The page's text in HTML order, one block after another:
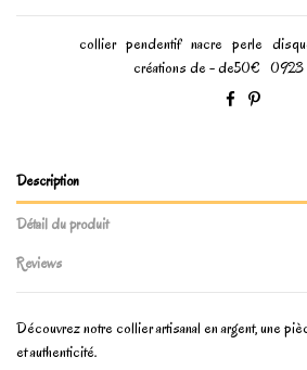
collier pendentif nacre perle
créations de - de50€ 0923
Description
Détail du produit
Reviews
Découvrez notre collier artisanal en argent, une
et authenticité.